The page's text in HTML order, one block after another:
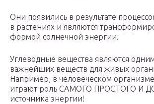
Они появились в результате
в растениях и являются
формой солнечной энергии.
Углеводные вещества являются
важнейших веществ для живых
Например, в человеческом
играют роль САМОГО ПРОСТОГО И
источника энергии!